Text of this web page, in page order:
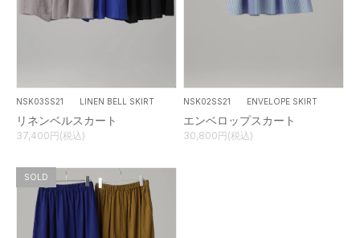
NSK03SS21 LINEN BELL SKIRT
リネンベルスカート
37,400円(税込)
NSK02SS21 ENVELOPE SKIRT
エンベロップスカート
30,800円(税込)
SOLD